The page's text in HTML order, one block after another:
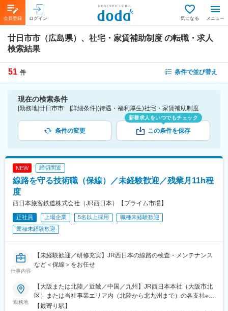
会員登録 ログイン 気になる メニュー
廿日市市（広島県）、社宅・家賃補助制度 の転職・求人
検索結果
51 件 条件で並び替え
現在の検索条件
[勤務地]廿日市市 [詳細条件](待遇・福利厚生)社宅・家賃補助制度
条件の変更
新着求人をいつでもチェック
この条件を保存
NEW 締切間近
線路を守る技術職（保線）／未経験歓迎／残業月11h程
度
西日本旅客鉄道株式会社（JR西日本）【プライム市場】
正社員 上場企業 5名以上採用
職種未経験歓迎
業種未経験歓迎
仕事内容
【未経験歓迎／研修充実】JR西日本の線路の検査・メンテナンス
など＜保線＞をお任せ
勤務地
【大阪または北陸／近畿／中国／九州】JR西日本本社（大阪市北
区）または当社事業エリア内（北陸から北九州まで）の各支社※可
能な限り希望に沿って配属します※I・Uターン歓迎※受動喫煙対
【最寄り駅】